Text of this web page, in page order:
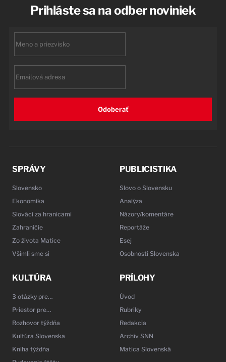
Prihláste sa na odber noviniek
Odoberať
SPRÁVY
Slovensko
Ekonomika
Slováci za hranicami
Zahraničie
Zo života Matice
Všimli sme si
PUBLICISTIKA
Slovo o Slovensku
Analýza
Názory/komentáre
Reportáže
Esej
Osobnosti Slovenska
KULTÚRA
3 otázky pre…
Priestor pre…
Rozhovor týždňa
Kultúra Slovenska
Kniha týždňa
PRÍLOHY
Úvod
Rubriky
Redakcia
Archív SNN
Matica Slovenská